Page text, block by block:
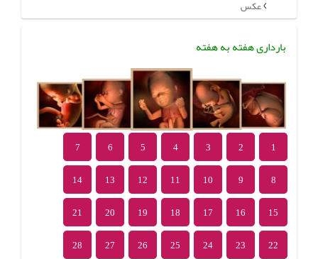
عکس
بارداری هفته به هفته
1
2
3
4
5
6
7
8
9
10
11
12
13
14
15
16
17
18
19
20
21
22
23
24
25
26
27
28